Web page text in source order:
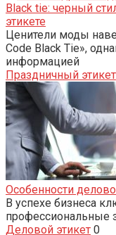
Black tie: черный
этикете
Ценители моды
Code Black Tie»,
информацией
Праздничный этикет
Особенности
В успехе бизнеса
профессиональные
Деловой этикет 0